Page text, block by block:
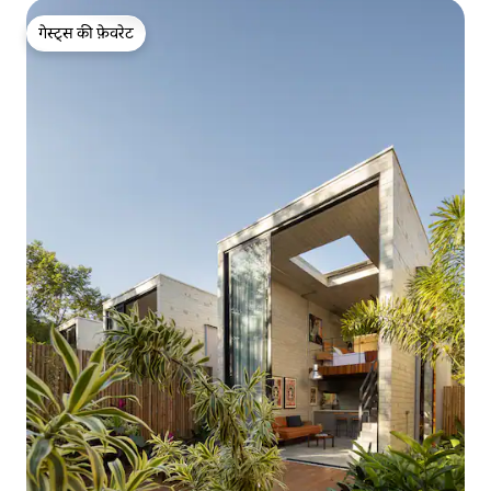
गेस्ट्स की फ़ेवरेट
गेस्ट्स की फ़ेवरेट